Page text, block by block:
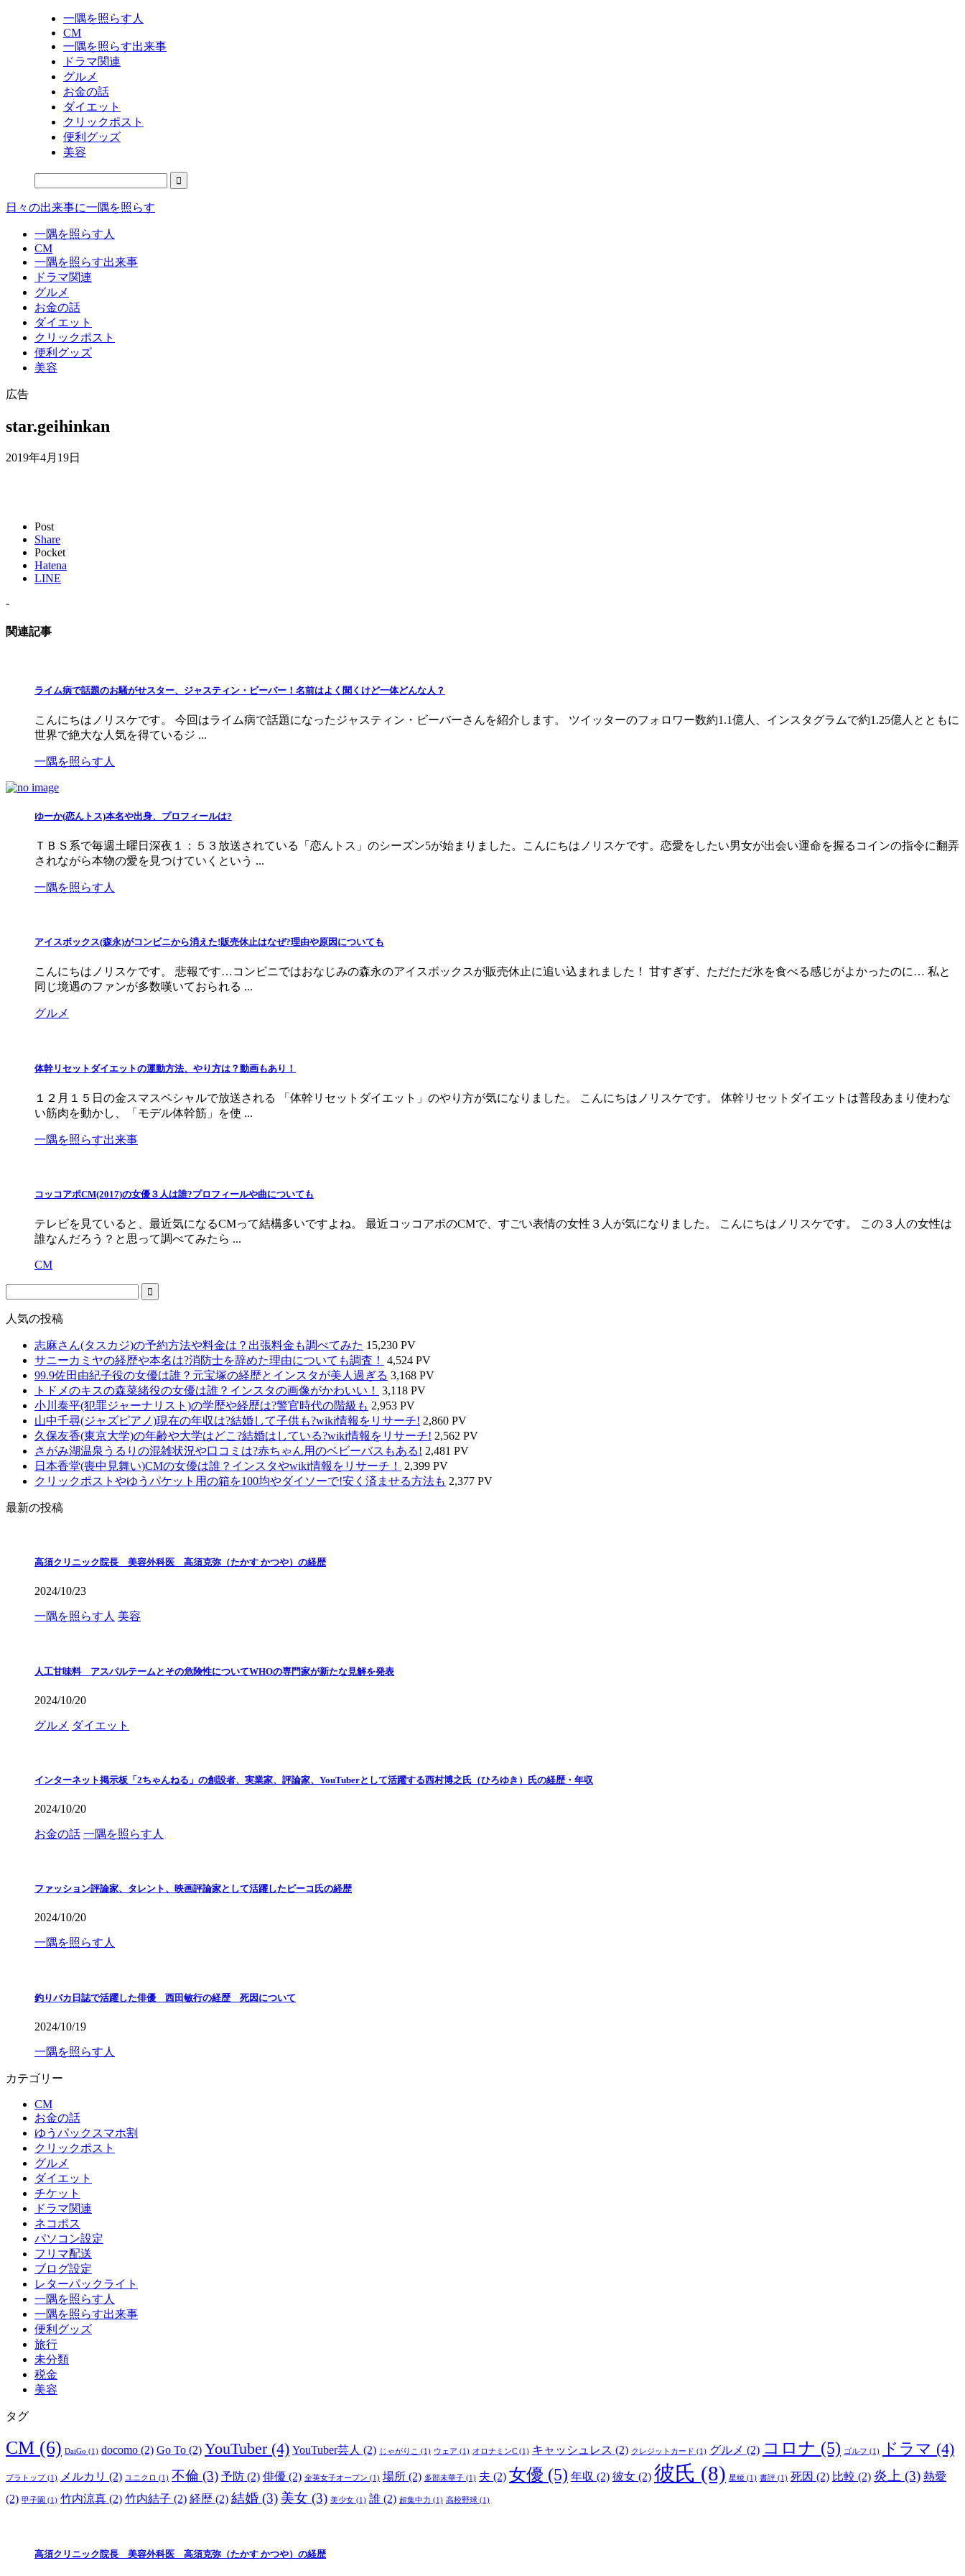
一隅を照らす人
CM
一隅を照らす出来事
ドラマ関連
グルメ
お金の話
ダイエット
クリックポスト
便利グッズ
美容
日々の出来事に一隅を照らす
一隅を照らす人
CM
一隅を照らす出来事
ドラマ関連
グルメ
お金の話
ダイエット
クリックポスト
便利グッズ
美容
広告
star.geihinkan
2019年4月19日
Post
Share
Pocket
Hatena
LINE
-
関連記事
ライム病で話題のお騒がせスター、ジャスティン・ビーバー！名前はよく聞くけど一体どんな人？
こんにちはノリスケです。 今回はライム病で話題になったジャスティン・ビーバーさんを紹介します。 ツイッターのフォロワー数約1.1億人、インスタグラムで約1.25億人とともに
世界で絶大な人気を得ているジ ...
一隅を照らす人
ゆーか(恋んトス)本名や出身、プロフィールは?
ＴＢＳ系で毎週土曜日深夜１：５３放送されている「恋んトス」のシーズン5が始まりました。こんにちはノリスケです。恋愛をしたい男女が出会い運命を握るコインの指令に翻弄
されながら本物の愛を見つけていくという ...
一隅を照らす人
アイスボックス(森永)がコンビニから消えた!販売休止はなぜ?理由や原因についても
こんにちはノリスケです。 悲報です…コンビニではおなじみの森永のアイスボックスが販売休止に追い込まれました！ 甘すぎず、ただただ氷を食べる感じがよかったのに… 私と
同じ境遇のファンが多数嘆いておられる ...
グルメ
体幹リセットダイエットの運動方法、やり方は？動画もあり！
１２月１５日の金スマスペシャルで放送される 「体幹リセットダイエット」のやり方が気になりました。 こんにちはノリスケです。 体幹リセットダイエットは普段あまり使わな
い筋肉を動かし、「モデル体幹筋」を使 ...
一隅を照らす出来事
コッコアポCM(2017)の女優３人は誰?プロフィールや曲についても
テレビを見ていると、最近気になるCMって結構多いですよね。 最近コッコアポのCMで、すごい表情の女性３人が気になりました。 こんにちはノリスケです。 この３人の女性は
誰なんだろう？と思って調べてみたら ...
CM
人気の投稿
志麻さん(タスカジ)の予約方法や料金は？出張料金も調べてみた 15,230 PV
サニーカミヤの経歴や本名は?消防士を辞めた理由についても調査！
4,524 PV
99.9佐田由紀子役の女優は誰？元宝塚の経歴とインスタが美人過ぎる 3,168 PV
トドメのキスの森菜緒役の女優は誰？インスタの画像がかわいい！
3,118 PV
小川泰平(犯罪ジャーナリスト)の学歴や経歴は?警官時代の階級も 2,953 PV
山中千尋(ジャズピアノ)現在の年収は?結婚して子供も?wiki情報をリサーチ! 2,860 PV
久保友香(東京大学)の年齢や大学はどこ?結婚はしている?wiki情報をリサーチ! 2,562 PV
さがみ湖温泉うるりの混雑状況や口コミは?赤ちゃん用のベビーバスもある! 2,481 PV
日本香堂(喪中見舞い)CMの女優は誰？インスタやwiki情報をリサーチ！
2,399 PV
クリックポストやゆうパケット用の箱を100均やダイソーで!安く済ませる方法も 2,377 PV
最新の投稿
高須クリニック院長 美容外科医 高須克弥（たかす かつや）の経歴
2024/10/23
一隅を照らす人 美容
人工甘味料 アスパルテームとその危険性についてWHOの専門家が新たな見解を発表
2024/10/20
グルメ ダイエット
インターネット掲示板「2ちゃんねる」の創設者、実業家、評論家、YouTuberとして活躍する西村博之氏（ひろゆき）氏の経歴・年収
2024/10/20
お金の話 一隅を照らす人
ファッション評論家、タレント、映画評論家として活躍したピーコ氏の経歴
2024/10/20
一隅を照らす人
釣りバカ日誌で活躍した俳優 西田敏行の経歴 死因について
2024/10/19
一隅を照らす人
カテゴリー
CM
お金の話
ゆうパックスマホ割
クリックポスト
グルメ
ダイエット
チケット
ドラマ関連
ネコポス
パソコン設定
フリマ配送
ブログ設定
レターパックライト
一隅を照らす人
一隅を照らす出来事
便利グッズ
旅行
未分類
税金
美容
タグ
CM (6) DaiGo (1) docomo (2) Go To (2) YouTuber(4) YouTuber芸人 (2) じゃがりこ (1) ウェア (1) オロナミンC (1) キャッシュレス (2) クレジットカード (1) グルメ (2) コロナ (5) ゴルフ (1) ドラマ (4)
ブラトップ(1) メルカリ (2) ユニクロ (1) 不倫 (3) 予防 (2) 俳優 (2) 全英女子オープン (1) 場所 (2) 多部未華子 (1) 夫 (2) 女優 (5) 年収 (2) 彼女 (2) 彼氏 (8) 星稜 (1) 書評 (1) 死因 (2) 比較 (2) 炎上 (3) 熱愛
(2) 甲子園 (1) 竹内涼真 (2) 竹内結子 (2) 経歴 (2) 結婚 (3) 美女 (3) 美少女 (1) 誰 (2) 超集中力 (1) 高校野球 (1)
高須クリニック院長 美容外科医 高須克弥（たかす かつや）の経歴